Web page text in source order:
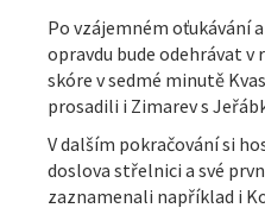
Po vzájemném oťukávání
opravdu bude odehrávat v
skóre v sedmé minutě
prosadili i Zimarev s
V dalším pokračování si
doslova střelnici a své
zaznamenali například i